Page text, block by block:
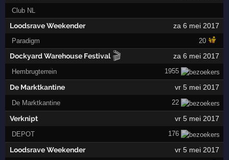
Club NL
Loodsrave Weekender za 6 mei 2017
Paradigm 20
Dockyard Warehouse Festival 🎬 za 6 mei 2017
Hembrugterrein 1955
De Marktkantine vr 5 mei 2017
De Marktkantine 22
Verknipt vr 5 mei 2017
DEPOT 176
Loodsrave Weekender vr 5 mei 2017